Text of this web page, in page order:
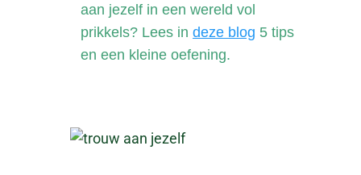
aan jezelf in een wereld vol
prikkels? Lees in deze blog 5 tips
en een kleine oefening.